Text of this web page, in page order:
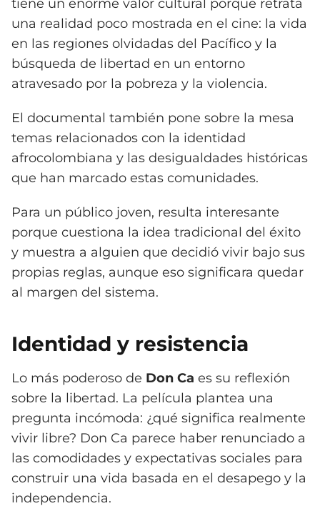
tiene un enorme valor cultural porque retrata
una realidad poco mostrada en el cine: la vida
en las regiones olvidadas del Pacífico y la
búsqueda de libertad en un entorno
atravesado por la pobreza y la violencia.
El documental también pone sobre la mesa
temas relacionados con la identidad
afrocolombiana y las desigualdades históricas
que han marcado estas comunidades.
Para un público joven, resulta interesante
porque cuestiona la idea tradicional del éxito
y muestra a alguien que decidió vivir bajo sus
propias reglas, aunque eso significara quedar
al margen del sistema.
Identidad y resistencia
Lo más poderoso de Don Ca es su reflexión
sobre la libertad. La película plantea una
pregunta incómoda: ¿qué significa realmente
vivir libre? Don Ca parece haber renunciado a
las comodidades y expectativas sociales para
construir una vida basada en el desapego y la
independencia.